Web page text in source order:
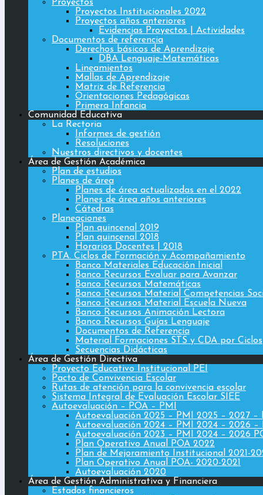
Proyectos
Proyectos Institucionales 2022
Proyectos años anteriores
Evidencias Proyectos | Actividades
Documentos de referencia
Derechos básicos de Aprendizaje
DBA Lenguaje-Matemáticas
Lineamientos
Mallas de Aprendizaje
Matriz de Referencia
Orientaciones Pedagógicas
Primera Infancia
Comunidad Educativa
La Rectoria
Informes de gestión
Resoluciones
Nuestros directivos y docentes
Área de Gestión Académica
Plan de estudios
Planes de área
Planes de área actualizadas en el 2022
Planes de área años anteriores
Cátedras
Planeaciones
Plan quincenal 2019
Plan quincenal 2018
Horarios Docentes | 2018
PTA. Ciclos de Formación y Acompañamiento
Banco Materiales Educación Inicial
Banco Recursos Evaluar para Avanzar
Banco Recursos Matemáticas
Banco Recursos Material Competencias
Banco Recursos Material Escuela Nueva
Banco Recursos Animación Lectora
Banco Recursos Guías Lenguaje
Documentos de Referencia
Material Formaciones STS y CDA por Ciclos
Secuencias Didácticas
Área de Gestión Directiva
Proyecto Educativo Institucional PEI
Pacto de Convivencia Escolar
Rutas de atención para la convivencia escolar
Sistema Integral de Evaluación Escolar SIEE
Autoevaluación – POA – PMI
Autoevaluación 2025 – PMI 2025 – 2027 –
Autoevaluación 2024 – PMI 2024 – 2026 –
Autoevaluación 2023 – PMI 2024 – 2026
Plan Operativo Anual POA 2022
Plan de Mejoramiento Institucional 2021-
Plan Operativo Anual POA- 2020-2021
Autoevaluación 2020
Área de Gestión Administrativa y Financiera
Estados financieros